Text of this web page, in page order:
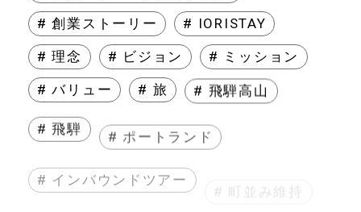
# 創業ストーリー # IORISTAY
# 理念 # ビジョン # ミッション
# バリュー # 旅 # 飛騨高山
# 飛騨 # ポートランド
# まちづくり